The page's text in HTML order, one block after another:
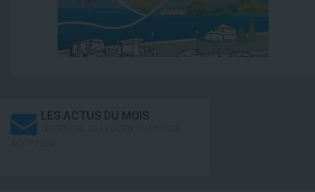
LES ACTUS DU MOIS